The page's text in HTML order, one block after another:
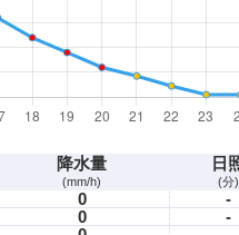
降水量
(mm/h)
日
(分)
0
-
0
-